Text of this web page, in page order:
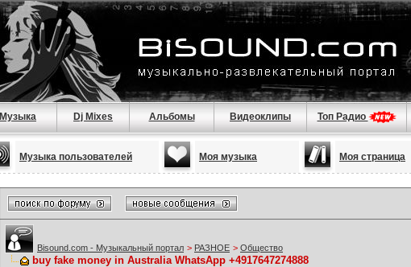
Музыка Dj Mixes Альбомы Видеоклипы Топ Радио
Музыка пользователей Моя музыка Моя страница
Bisound.com - Музыкальный портал > РАЗНОЕ > Общество
buy fake money in Australia WhatsApp +4917647274888